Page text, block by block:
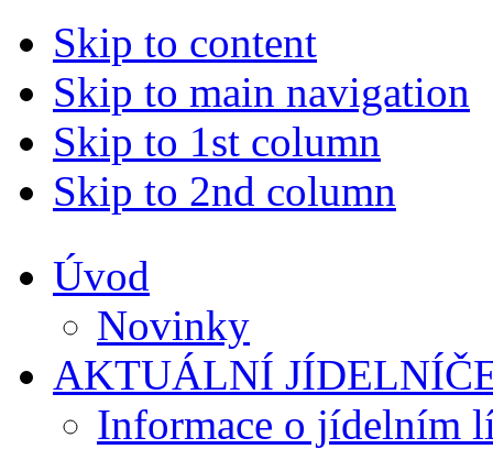
Skip to content
Skip to main navigation
Skip to 1st column
Skip to 2nd column
Úvod
Novinky
AKTUÁLNÍ
Informace o jídelním